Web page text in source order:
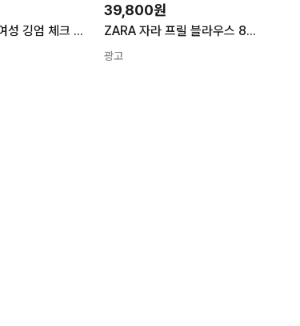
ZARA 자라 여성 깅엄 체크 프릴 크롭 슬림핏 여름 탑 나시 블라우스 8741110
39,800원
ZARA 자라 프릴 블라우스 8544/207 8544207 블랙 L
광고